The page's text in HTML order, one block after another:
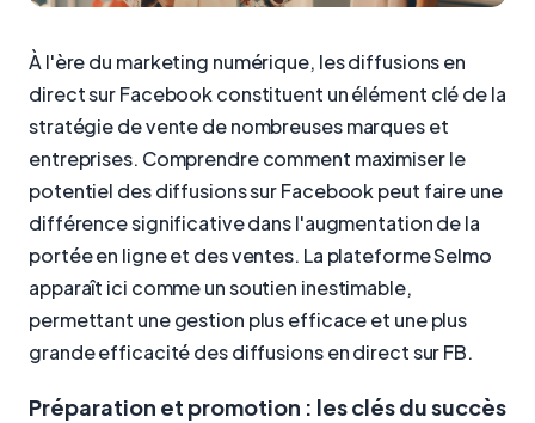
À l'ère du marketing numérique, les diffusions en
direct sur Facebook constituent un élément clé de la
stratégie de vente de nombreuses marques et
entreprises. Comprendre comment maximiser le
potentiel des diffusions sur Facebook peut faire une
différence significative dans l'augmentation de la
portée en ligne et des ventes. La plateforme Selmo
apparaît ici comme un soutien inestimable,
permettant une gestion plus efficace et une plus
grande efficacité des diffusions en direct sur FB.
Préparation et promotion : les clés du succès